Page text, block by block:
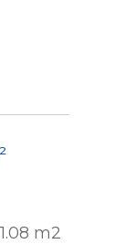
m2